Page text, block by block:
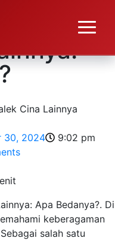
30, 2024
9:02 pm
Apa Bedanya?. Di
keberagaman
salah satu